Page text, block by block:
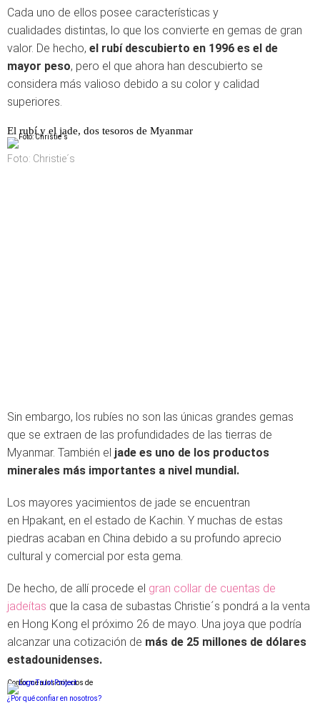
Cada uno de ellos posee características y
cualidades distintas, lo que los convierte en gemas de gran
valor. De hecho, el rubí descubierto en 1996 es el de
mayor peso, pero el que ahora han descubierto se
considera más valioso debido a su color y calidad
superiores.
El rubí y el jade, dos tesoros de Myanmar
Foto: Christie´s
Sin embargo, los rubíes no son las únicas grandes gemas
que se extraen de las profundidades de las tierras de
Myanmar. También el jade es uno de los productos
minerales más importantes a nivel mundial.
Los mayores yacimientos de jade se encuentran
en Hpakant, en el estado de Kachin. Y muchas de estas
piedras acaban en China debido a su profundo aprecio
cultural y comercial por esta gema.
De hecho, de allí procede el gran collar de cuentas de
jadeítas que la casa de subastas Christie´s pondrá a la venta
en Hong Kong el próximo 26 de mayo. Una joya que podría
alcanzar una cotización de más de 25 millones de dólares
estadounidenses.
Conforme a los criterios de
¿Por qué confiar en nosotros?